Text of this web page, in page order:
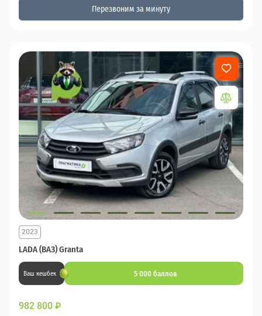
Перезвоним за минуту
LADA (ВАЗ) Granta
2023
Ваш кешбек 5 000 баллов
982 800 ₽